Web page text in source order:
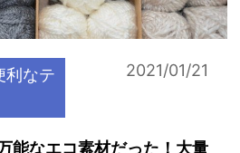
利なテ
2021/01/21
能なエコ素材だった！大量